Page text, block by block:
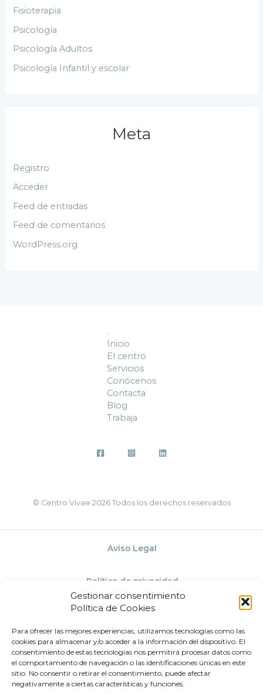
Gestionar consentimiento
Política de Cookies
Para ofrecer las mejores experiencias, utilizamos tecnologías como las
cookies para almacenar y/o acceder a la información del dispositivo. El
consentimiento de estas tecnologías nos permitirá procesar datos como
el comportamiento de navegación o las identificaciones únicas en este
sitio. No consentir o retirar el consentimiento, puede afectar
negativamente a ciertas características y funciones.
Fisioterapia
Psicología
Psicología Adultos
Psicología Infantil y escolar
Meta
Registro
Acceder
Feed de entradas
Feed de comentarios
WordPress.org
.
Inicio
El centro
Servicios
Conócenos
Contacta
Blog
Trabaja
© Centro Vivae 2026 Todos los derechos reservados
Aviso Legal
Política de privacidad
Política de Cookies
Términos y condiciones